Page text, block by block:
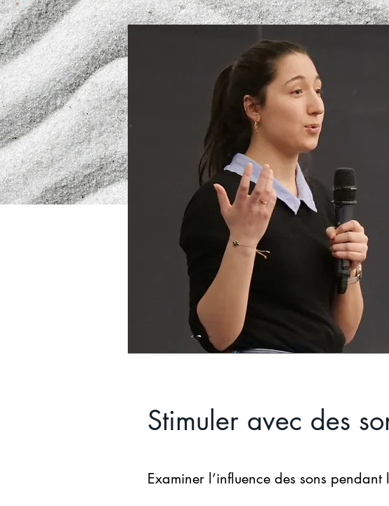
Stimuler avec des
Examiner l’influence des sons